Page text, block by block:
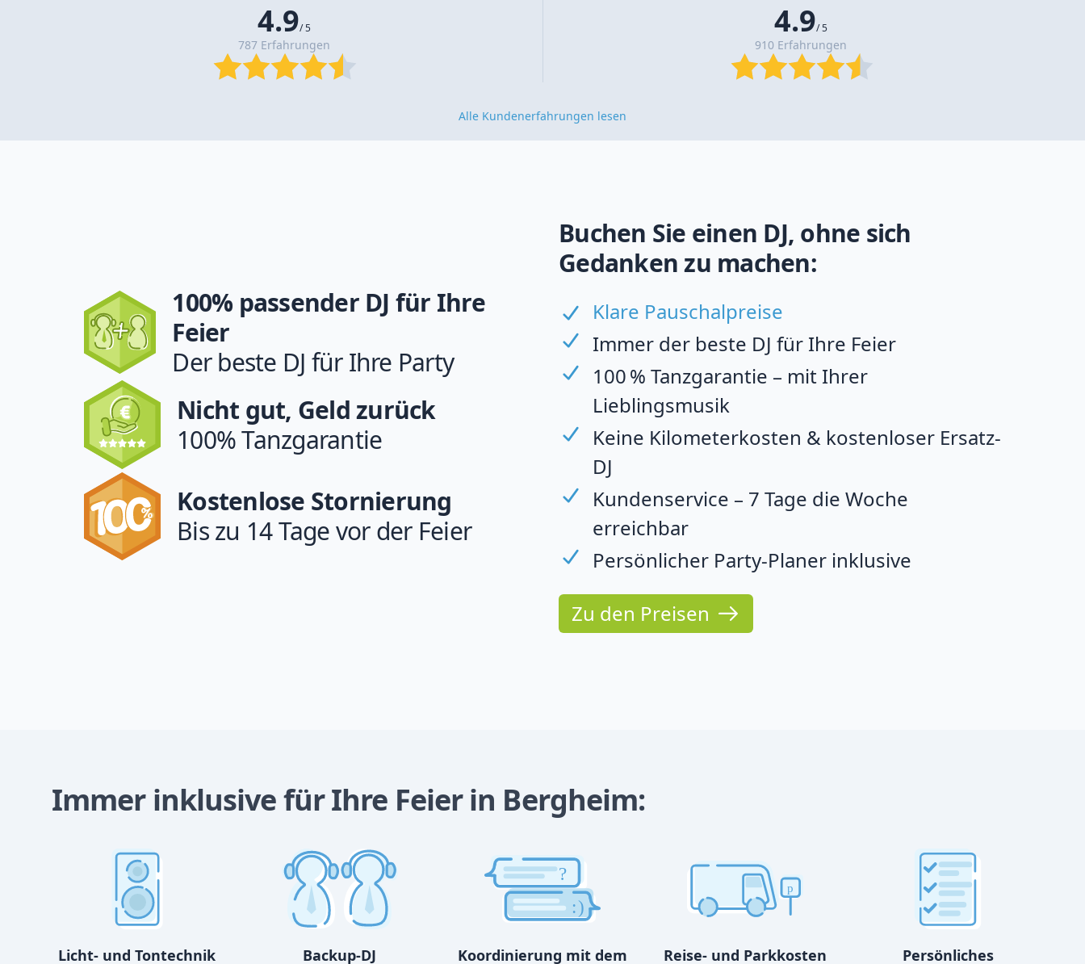
4.9/ 5
787 Erfahrungen
4.9/ 5
910 Erfahrungen
Alle Kundenerfahrungen lesen
100% passender DJ für Ihre
Feier
Der beste DJ für Ihre Party
Nicht gut, Geld zurück
100% Tanzgarantie
Kostenlose Stornierung
Bis zu 14 Tage vor der Feier
Buchen Sie einen DJ, ohne sich
Gedanken zu machen:
Klare Pauschalpreise
Immer der beste DJ für Ihre Feier
100 % Tanzgarantie – mit Ihrer
Lieblingsmusik
Keine Kilometerkosten & kostenloser Ersatz-
DJ
Kundenservice – 7 Tage die Woche
erreichbar
Persönlicher Party-Planer inklusive
Zu den Preisen
Immer inklusive für Ihre Feier in Bergheim:
Licht- und Tontechnik Backup-DJ
?
:)
Koordinierung mit dem
p
Reise- und Parkkosten
Persönliches